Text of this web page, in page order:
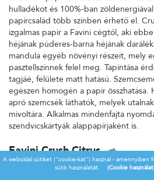
hulladékot és 100%-ban
papírcsalád több színben érhető el.
izgalmas papír a Favini cégtől, aki
héjának púderes-barna héjának
mandula egyéb növényi részeit, mely
pasztellszínnek felel meg. Tapintása
tagjáé, felülete matt hatású.
egészen homogén a papír
apró szemcsék láthatók, melyek
mivoltára. Alkalmas mindenfajta
szendvicskártyák alappapírjaként is.
Favini Crush Citrus
Favini Crush - 250g/350g A Crush
papírcsalád, melynél különböző
A weboldal sütiket ("cookie-kat") használ - amennyiben
sütik használatát.
(Cookie